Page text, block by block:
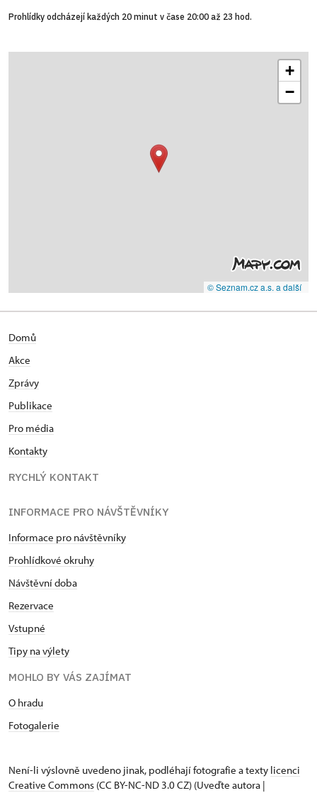
Prohlídky odcházejí každých 20 minut v čase 20:00 až 23 hod.
+
−
© Seznam.cz a.s. a další
Domů
Akce
Zprávy
Publikace
Pro média
Kontakty
RYCHLÝ KONTAKT
INFORMACE PRO NÁVŠTĚVNÍKY
Informace pro návštěvníky
Prohlídkové okruhy
Návštěvní doba
Rezervace
Vstupné
Tipy na výlety
MOHLO BY VÁS ZAJÍMAT
O hradu
Fotogalerie
Není-li výslovně uvedeno jinak, podléhají fotografie a texty licenci
Creative Commons (CC BY-NC-ND 3.0 CZ) (Uveďte autora |